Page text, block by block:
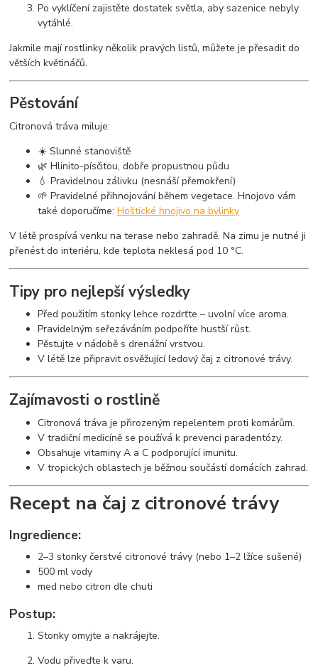
Po vyklíčení zajistěte dostatek světla, aby sazenice nebyly
vytáhlé.
Jakmile mají rostlinky několik pravých listů, můžete je přesadit do
větších květináčů.
Pěstování
Citronová tráva miluje:
☀️ Slunné stanoviště
🌿 Hlinito-písčitou, dobře propustnou půdu
💧 Pravidelnou zálivku (nesnáší přemokření)
🌱 Pravidelné přihnojování během vegetace. Hnojovo vám
také doporučíme:Hoštické hnojivo na bylinky
V létě prospívá venku na terase nebo zahradě. Na zimu je nutné ji
přenést do interiéru, kde teplota neklesá pod 10 °C.
Tipy pro nejlepší výsledky
Před použitím stonky lehce rozdrťte – uvolní více aroma.
Pravidelným seřezáváním podpoříte hustší růst.
Pěstujte v nádobě s drenážní vrstvou.
V létě lze připravit osvěžující ledový čaj z citronové trávy.
Zajímavosti o rostlině
Citronová tráva je přirozeným repelentem proti komárům.
V tradiční medicíně se používá k prevenci paradentózy.
Obsahuje vitaminy A a C podporující imunitu.
V tropických oblastech je běžnou součástí domácích zahrad.
Recept na čaj z citronové trávy
Ingredience:
2–3 stonky čerstvé citronové trávy (nebo 1–2 lžíce sušené)
500 ml vody
med nebo citron dle chuti
Postup:
Stonky omyjte a nakrájejte.
Vodu přiveďte k varu.